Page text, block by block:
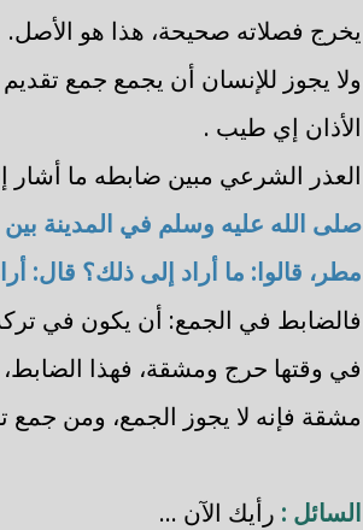
يخرج فصلاته صحيحة، هذا هو الأصل.
ولا يجوز للإنسان أن يجمع جمع
الأذان إي طيب .
العذر الشرعي مبين ضابطه ما أشار
صلى الله عليه وسلم في المدينة
مطر، قالوا: ما أراد إلى ذلك؟ قال:
فالضابط في الجمع: أن يكون في
في وقتها حرج ومشقة، فهذا
مشقة فإنه لا يجوز الجمع، ومن جمع
السائل : رأيك الآن ...